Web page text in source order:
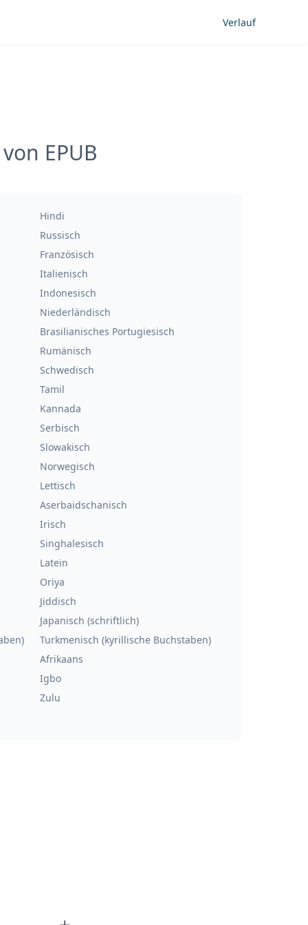
Verlauf
EPUB
Hindi
Russisch
Französisch
Italienisch
Indonesisch
Niederländisch
Brasilianisches Portugiesisch
Rumänisch
Schwedisch
Tamil
Kannada
Serbisch
Slowakisch
Norwegisch
Lettisch
Aserbaidschanisch
Irisch
Singhalesisch
Latein
Oriya
Jiddisch
Japanisch (schriftlich)
Turkmenisch (kyrillische Buchstaben)
Afrikaans
Igbo
Zulu